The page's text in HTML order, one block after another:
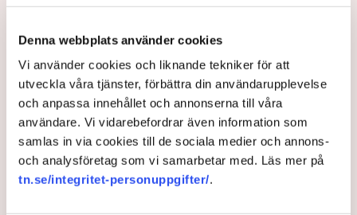
Denna webbplats använder cookies
Vi använder cookies och liknande tekniker för att
utveckla våra tjänster, förbättra din användarupplevelse
och anpassa innehållet och annonserna till våra
användare. Vi vidarebefordrar även information som
samlas in via cookies till de sociala medier och annons-
och analysföretag som vi samarbetar med. Läs mer på
tn.se/integritet-personuppgifter/.
ranking Lokalt företagsklimat. ”Jag blir nästan lite
kommunstyrelsens ordförande. Samtidigt sticker
Ludvika ut med en stark långsiktig förbättring.
2 months ago | Av: Joakim Hugert Lundberg